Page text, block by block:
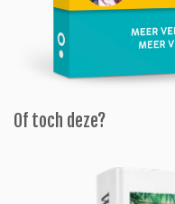
Of toch deze?